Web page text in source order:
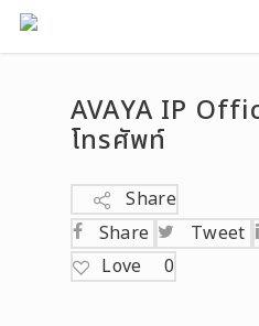
Skip
to
AVAYA IP
โทรศัพท์
Share
Share
Tweet
Love
0